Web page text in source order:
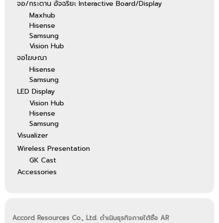
จอ/กระดาน อัจฉริยะ Interactive Board/Display
Maxhub
Hisense
Samsung
Vision Hub
จอโฆษณา
Hisense
Samsung
LED Display
Vision Hub
Hisense
Samsung
Visualizer
Wireless Presentation
GK Cast
Accessories
Accord Resources Co., Ltd. ดำเนินธุรกิจภายใต้ชื่อ AR